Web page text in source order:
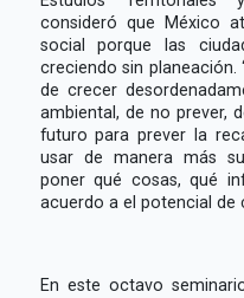
consideró que México
social porque las
creciendo sin
de crecer
ambiental, de no prever,
futuro para prever la
usar de manera más
poner qué cosas, qué
acuerdo a el potencial de
En este octavo